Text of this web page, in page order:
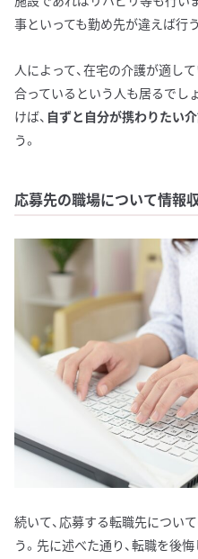
事といっても勤め先が違えば行
人によって、在宅の介護が適し
合っているという人も居るでし
けば、 自ずと自分が携わりたい
う。
応募先の職場について情報
続いて、応募する転職先につい
う。先に述べた通り、転職を後